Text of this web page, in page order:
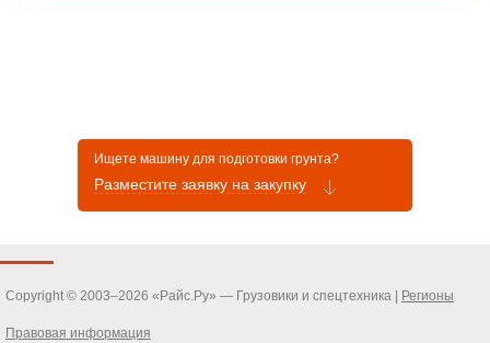
Ищете машину для подготовки грунта?
Разместите заявку на закупку
Copyright © 2003–2026 «Райс.Ру» — Грузовики и спецтехника | Регионы
Правовая информация